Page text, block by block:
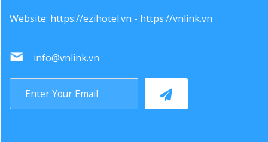
Website: https://ezihotel.vn - https://vnlink.vn
info@vnlink.vn